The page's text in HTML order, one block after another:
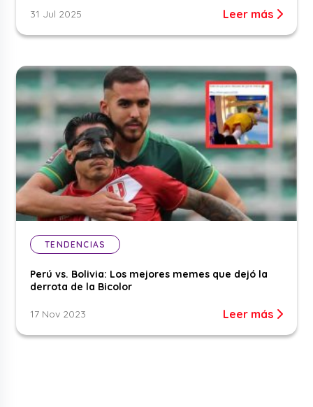
31 Jul 2025 Leer más
TENDENCIAS
Perú vs. Bolivia: Los mejores memes que dejó la
derrota de la Bicolor
17 Nov 2023 Leer más